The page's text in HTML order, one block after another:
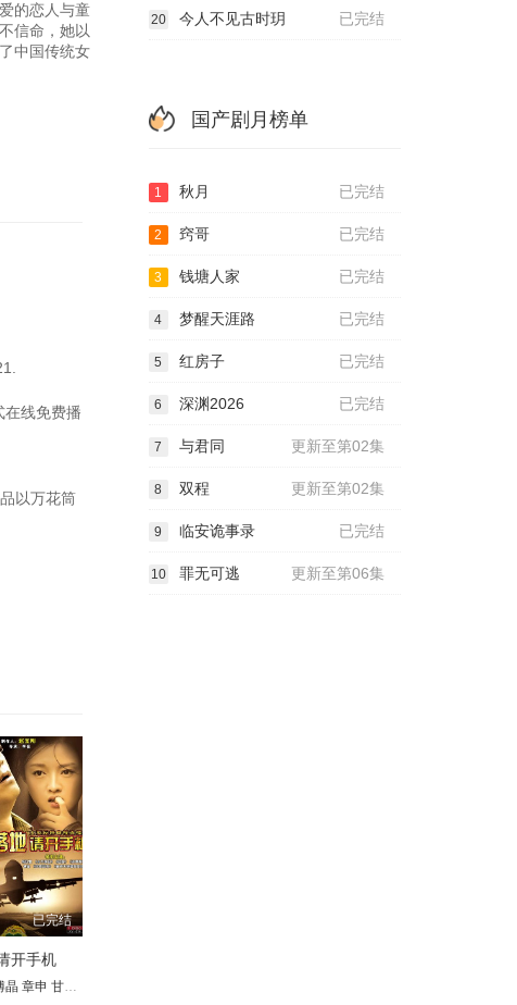
的恋人与童
信命，她以
中国传统女
在线免费播
以万花筒
明 洪融 宋世英
已完结
开手机
晶 章申 甘婷婷
已完结
20 今人不见古时玥
国产剧月榜单
已完结
1 秋月
已完结
2 窍哥
已完结
3 钱塘人家
已完结
4 梦醒天涯路
已完结
5 红房子
已完结
6 深渊2026
更新至第02集
7 与君同
更新至第02集
8 双程
已完结
9 临安诡事录
更新至第06集
10 罪无可逃